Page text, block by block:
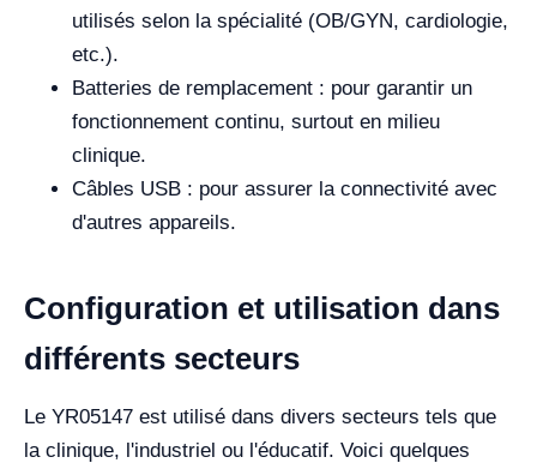
utilisés selon la spécialité (OB/GYN, cardiologie,
etc.).
Batteries de remplacement : pour garantir un
fonctionnement continu, surtout en milieu
clinique.
Câbles USB : pour assurer la connectivité avec
d'autres appareils.
Configuration et utilisation dans
différents secteurs
Le YR05147 est utilisé dans divers secteurs tels que
la clinique, l'industriel ou l'éducatif. Voici quelques